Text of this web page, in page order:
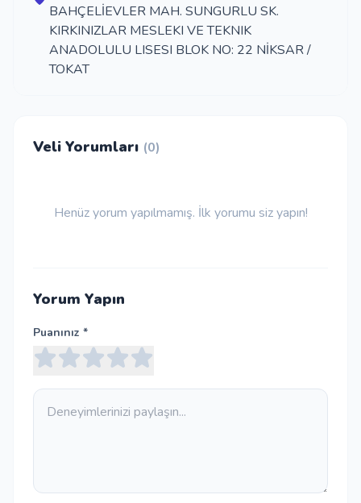
Kayıt Ol
BAHÇELİEVLER MAH. SUNGURLU SK.
KIRKINIZLAR MESLEKI VE TEKNIK
ANADOLULU LISESI BLOK NO: 22 NİKSAR /
TOKAT
Veli Yorumları (0)
Henüz yorum yapılmamış. İlk yorumu siz yapın!
Yorum Yapın
Puanınız *